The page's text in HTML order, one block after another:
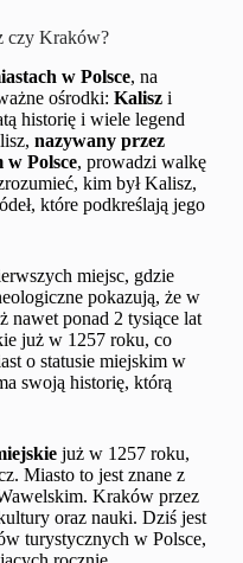
czy Kraków?
w Polsce, na
ośrodki: Kaliszi
historię i wiele legend
nazywany przez
w Polsce, prowadzi walkę
kim był Kalisz,
które podkreślają jego
miejsc, gdzie
pokazują, że w
nawet ponad 2 tysiące lat
już w 1257 roku, co
o statusie miejskim w
swoją historię, którą
już w 1257 roku,
Miasto to jest znane z
Kraków przez
oraz nauki. Dziś jest
turystycznych w Polsce,